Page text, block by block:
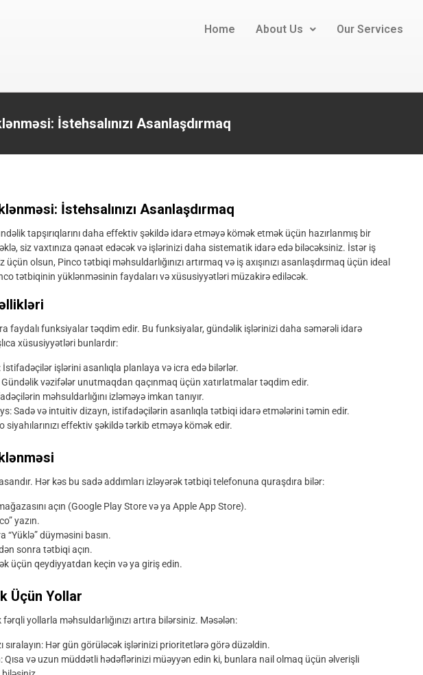
Home About Us Our Services
İstehsalınızı Asanlaşdırmaq
İstehsalınızı Asanlaşdırmaq
tapşırıqlarını daha effektiv şəkildə idarə etməyə kömək etmək üçün hazırlanmış bir
siz vaxtınıza qənaət edəcək və işlərinizi daha sistematik idarə edə biləcəksiniz. İstər iş
olsun, Pinco tətbiqi məhsuldarlığınızı artırmaq və iş axışınızı asanlaşdırmaq üçün ideal
tətbiqinin yüklənməsinin faydaları və xüsusiyyətləri müzakirə ediləcək.
faydalı funksiyalar təqdim edir. Bu funksiyalar, gündəlik işlərinizi daha səmərəli idarə
xüsusiyyətləri bunlardır:
İstifadəçilər işlərini asanlıqla planlaya və icra edə bilərlər.
Gündəlik vəzifələr unutmaqdan qaçınmaq üçün xatırlatmalar təqdim edir.
məhsuldarlığını izləməyə imkan tanıyır.
Sadə və intuitiv dizayn, istifadəçilərin asanlıqla tətbiqi idarə etmələrini təmin edir.
siyahılarınızı effektiv şəkildə tərkib etməyə kömək edir.
Hər kəs bu sadə addımları izləyərək tətbiqi telefonuna quraşdıra bilər:
açın (Google Play Store və ya Apple App Store).
yazın.
“Yüklə” düyməsini basın.
sonra tətbiqi açın.
üçün qeydiyyatdan keçin və ya giriş edin.
Üçün Yollar
yollarla məhsuldarlığınızı artıra bilərsiniz. Məsələn:
sıralayın: Hər gün görüləcək işlərinizi prioritetlərə görə düzəldin.
Qısa və uzun müddətli hədəflərinizi müəyyən edin ki, bunlara nail olmaq üçün əlverişli